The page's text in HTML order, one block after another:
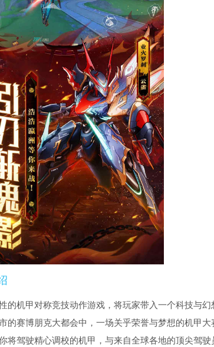
的机甲对称竞技动作游戏，将玩家带入一个科技与幻
的赛博朋克大都会中，一场关乎荣誉与梦想的机甲大
将驾驶精心调校的机甲，与来自全球各地的顶尖驾驶